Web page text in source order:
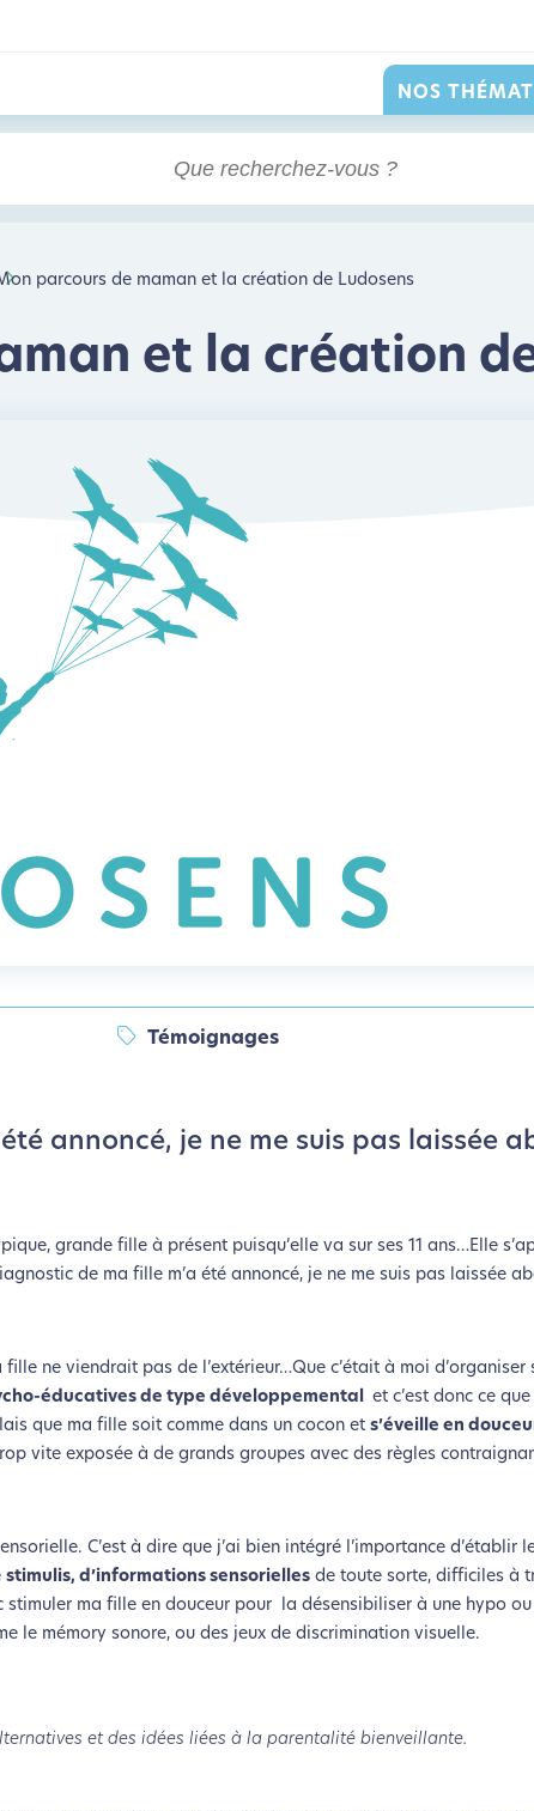
NOS
parcours de maman et la création de Ludosens
et la création
Témoignages
annoncé, je ne me suis pas laissée
grande fille à présent puisqu’elle va sur ses 11 ans…Elle
de ma fille m’a été annoncé, je ne me suis pas laissée
ne viendrait pas de l’extérieur…Que c’était à moi d’organiser
éducatives de type développemental et c’est donc ce
que ma fille soit comme dans un cocon et s’éveille en
vite exposée à de grands groupes avec des règles
C’est à dire que j’ai bien intégré l’importance d’établir
stimulis, d’informations sensorielles de toute sorte, difficiles à
stimuler ma fille en douceur pour la désensibiliser à une hypo
le mémory sonore, ou des jeux de discrimination visuelle.
et des idées liées à la parentalité bienveillante.